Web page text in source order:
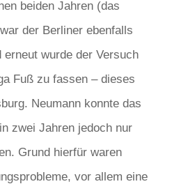
beiden Jahren (das
der Berliner ebenfalls
erneut wurde der Versuch
Fuß zu fassen – dieses
Neumann konnte das
zwei Jahren jedoch nur
Grund hierfür waren
vor allem eine